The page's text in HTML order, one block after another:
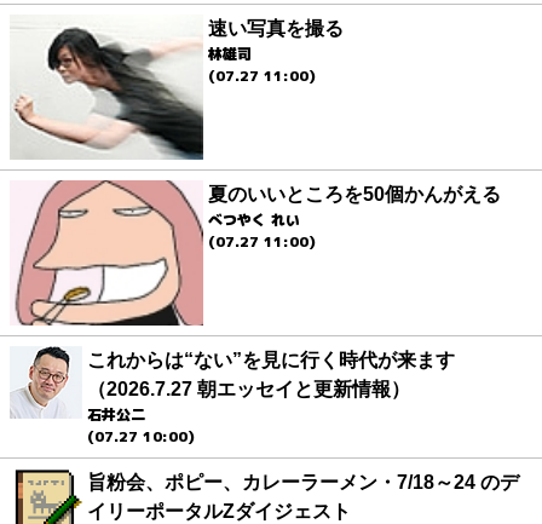
速い写真を撮る
林雄司
(07.27 11:00)
夏のいいところを50個かんがえる
べつやく れい
(07.27 11:00)
これからは“ない”を見に行く時代が来ます
（2026.7.27 朝エッセイと更新情報）
石井公二
(07.27 10:00)
旨粉会、ポピー、カレーラーメン・7/18～24 のデ
イリーポータルZダイジェスト